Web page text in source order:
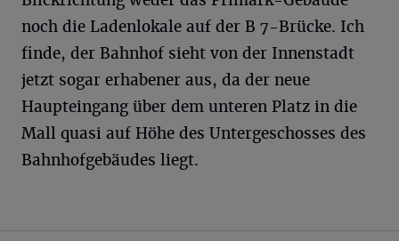
noch die Ladenlokale auf der B 7-Brücke. Ich
finde, der Bahnhof sieht von der Innenstadt
jetzt sogar erhabener aus, da der neue
Haupteingang über dem unteren Platz in die
Mall quasi auf Höhe des Untergeschosses des
Bahnhofgebäudes liegt.